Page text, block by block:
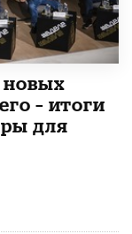
новых
– итоги
для